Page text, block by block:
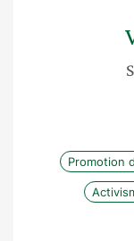
Promotion